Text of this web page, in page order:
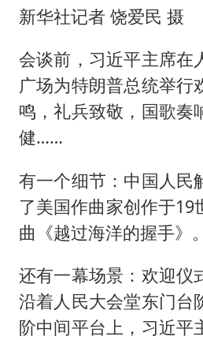
新华社记者 饶爱民 摄
会谈前，习近平主席在
广场为特朗普总统举行
鸣，礼兵致敬，国歌奏
健……
有一个细节：中国人民
了美国作曲家创作于19
曲《越过海洋的握手》。
还有一幕场景：欢迎仪
沿着人民大会堂东门台
阶中间平台上，习近平